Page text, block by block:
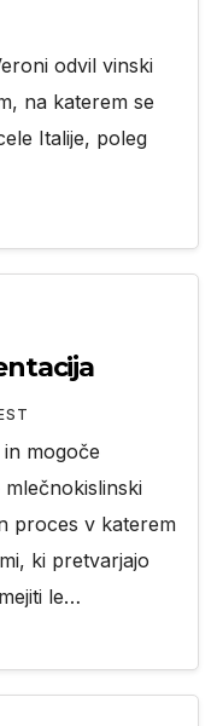
odvil vinski
na katerem se
Italije, poleg
mogoče
proces v katerem
ki pretvarjajo
le…